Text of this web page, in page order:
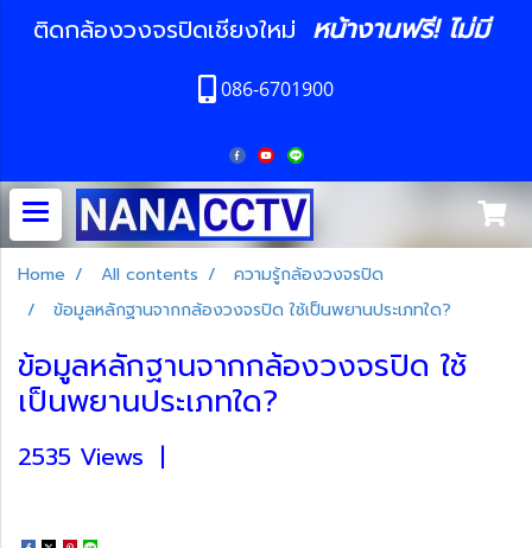
ติดกล้องวงจรปิดเชียงใหม่ หน้างานฟรี! ไม่มี
086-6701900
Home All contents
ความรู้กล้องวงจรปิด
ข้อมูลหลักฐานจากกล้องวงจรปิด ใช้เป็นพยานประเภทใด?
ข้อมูลหลักฐานจากกล้องวงจรปิด ใช้
เป็นพยานประเภทใด?
2535 Views |